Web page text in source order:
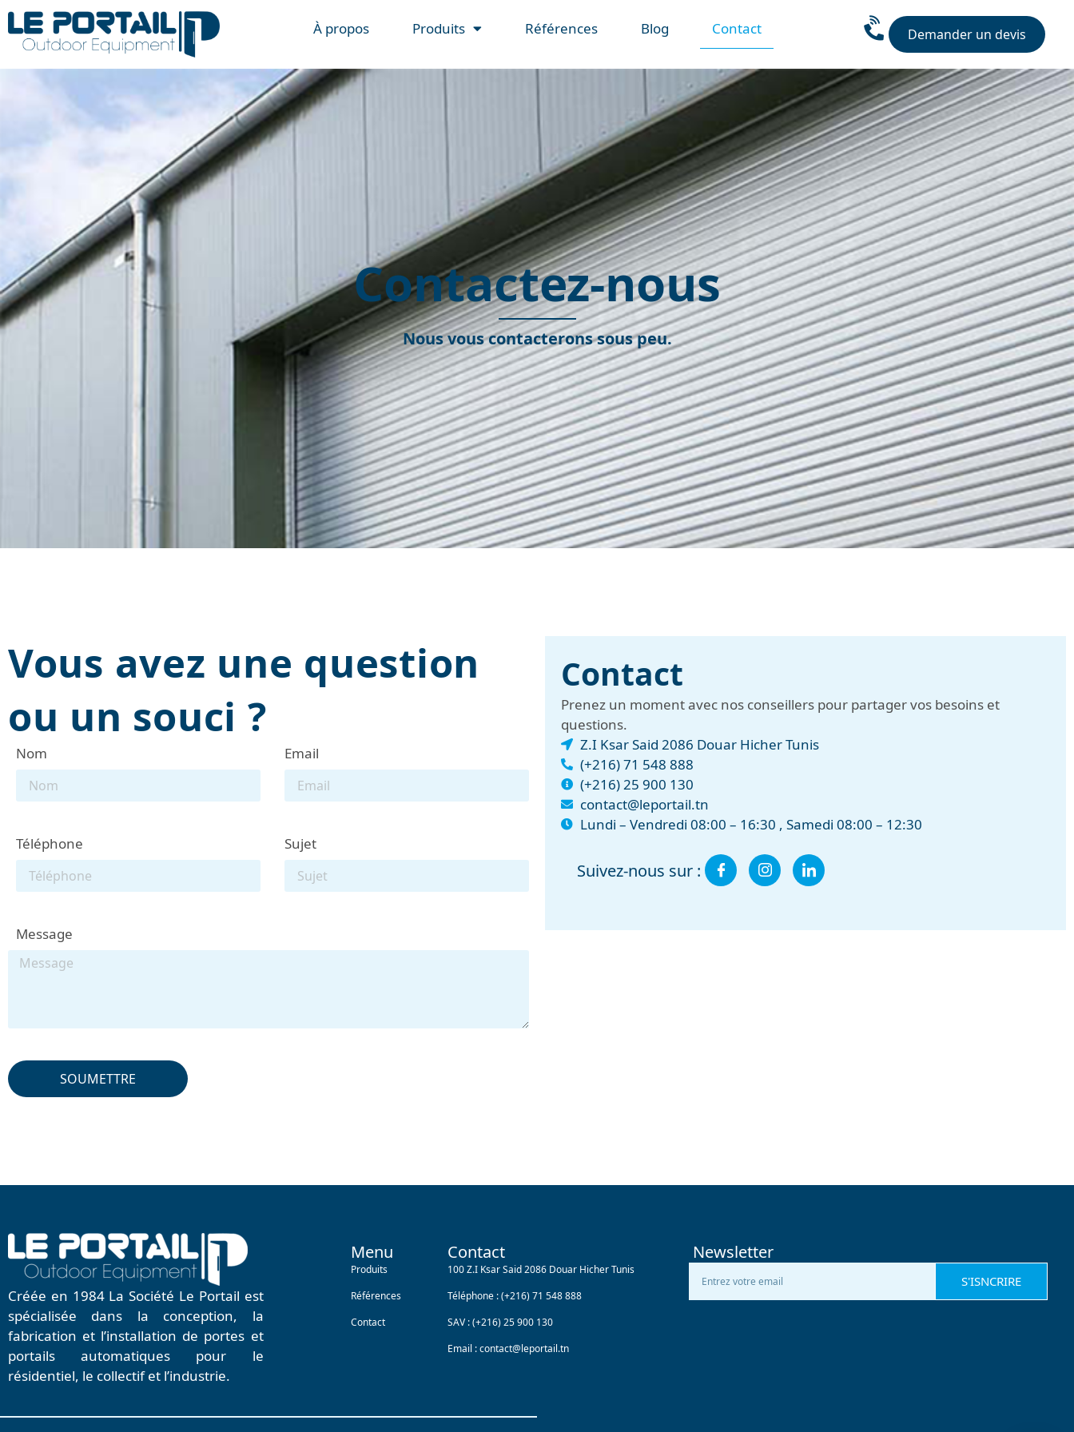
À propos Produits Références Blog Contact Demander un devis
Contactez-nous
Nous vous contacterons sous peu.
Vous avez une question
ou un souci ?
Nom Email
Téléphone Sujet
Message
SOUMETTRE
Contact
Prenez un moment avec nos conseillers pour partager vos besoins et
questions.
Z.I Ksar Said 2086 Douar Hicher Tunis
(+216) 71 548 888
(+216) 25 900 130
contact@leportail.tn
Lundi – Vendredi 08:00 – 16:30 , Samedi 08:00 – 12:30
Suivez-nous sur :
Créée en 1984 La Société Le Portail est
spécialisée dans la conception, la
fabrication et l’installation de portes et
portails automatiques pour le
résidentiel, le collectif et l’industrie.
Menu
Produits
Références
Contact
Contact
100 Z.I Ksar Said 2086 Douar Hicher Tunis
Téléphone :(+216) 71 548 888
SAV :(+216) 25 900 130
Email :contact@leportail.tn
Newsletter
S'ISNCRIRE